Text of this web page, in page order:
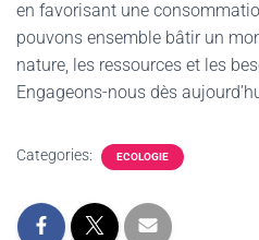
en favorisant une
pouvons ensemble bâtir un
nature, les ressources et les
Engageons-nous dès
Categories: ECOLOGIE